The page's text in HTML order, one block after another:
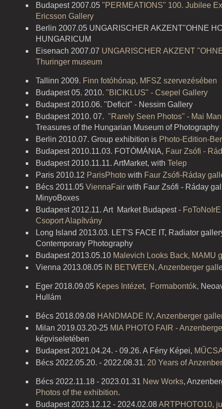
Budapest 2007.05 "PERMEATIONS" 100. Jubilee
Ericsson Gallery
Berlin 2007.05 UNGARISCHER AKZENT"OHNE
HUNGARICUM
Eisenach 2007.07 UNGARISCHER AKZENT
Thuringer museum
Tallinn 2009. Finn fotóhónap, MFSZ szervezésében
Budapest 05. 2010. "BICIKLUS" - Csepel Gallery
Budapest 2010.06. "Deficit" - Nessim Gallery
Budapest 2010. 07. "Rarely Seen Photos" - Mai
Treasures of the Hungarian Museum of Photography
Berlin 2010.07. Group exhibition is Photo-Edition-
Budapest 2010.11.03. FOTÓMÁNIA, Faur Zsófi -
Budapest 2010.11.11. ArtMarket, with Telep
Paris 2010.12 ParisPhoto with Faur Zsófi-Ráday
Bécs 2011.05 ViennaFair with Faur Zsófi - Ráday
MinyoBoxes
Budapest 2012.11. Art Market Budapest - FoToNoIrE
Csoport Alapítvány
Long Island 2013.03. LET'S FACE IT, Radiator
Contemporary Photography
Budapest 2013.05.10 Malevich Looks Back, MAMU
Vienna 2013.08.05 IN BETWEEN, Anzenberger
Eger 2018.09.05 Kepes Intézet, Formabontók,
Hullám
Bécs 2018.09.08 HANDMADE IV, Anzenberger
Milan 2019.03.20-25 MIA PHOTO FAIR -
képviseletében
Budapest 2021.04.24. - 09.26. A Fény Képei,
Bécs 2022.05.20. - 2022.08.31. 20 Years of
Bécs 2022.11.18 - 2023.01.31 New Works,
Photos of the exhibition.
Budapest 2023.12.12 - 2024.02.08ARTPHOTO10,